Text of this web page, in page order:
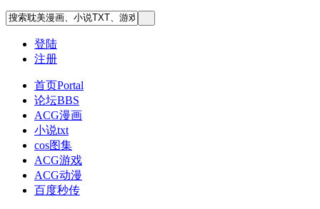
登陆
注册
首页Portal
论坛BBS
ACG漫画
小说txt
cos图集
ACG游戏
ACG动漫
百度秒传